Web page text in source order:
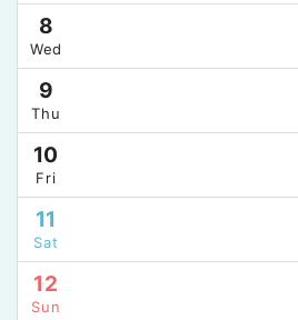
8
Wed
9
Thu
10
Fri
11
Sat
12
Sun